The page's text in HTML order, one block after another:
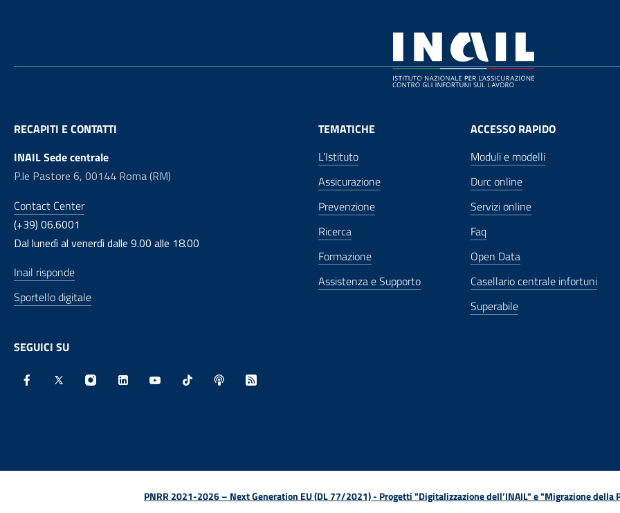
RECAPITI E CONTATTI
INAIL Sede centrale
P.le Pastore 6, 00144 Roma (RM)
Contact Center
(+39) 06.6001
Dal lunedì al venerdì dalle 9.00 alle 18.00
Inail risponde
Sportello digitale
SEGUICI SU
TEMATICHE
L'Istituto
Assicurazione
Prevenzione
Ricerca
Formazione
Assistenza e Supporto
ACCESSO RAPIDO
Moduli e modelli
Durc online
Servizi online
Faq
Open Data
Casellario centrale infortuni
Superabile
PNRR 2021-2026 – Next Generation EU (DL 77/2021) - Progetti "Digitalizzazione dell’INAIL" e "Migrazione della